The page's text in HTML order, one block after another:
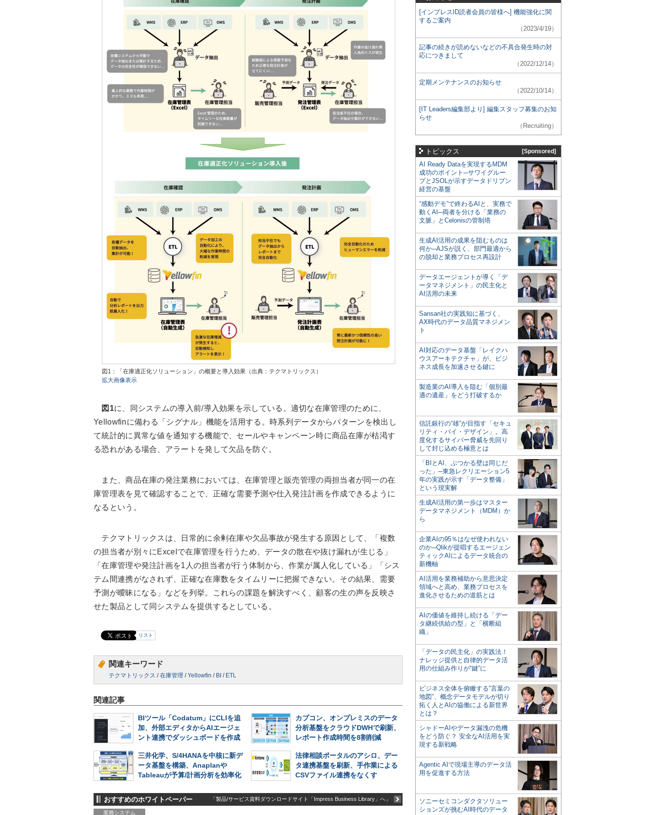
図1：「在庫適正化ソリューション」の概要と導入効果（出典：テクマトリックス）
拡大画像表示
図1に、同システムの導入前/導入効果を示している。適切な在庫管理のために、
Yellowfinに備わる「シグナル」機能を活用する。時系列データからパターンを検出し
て統計的に異常な値を通知する機能で、セールやキャンペーン時に商品在庫が枯渇す
る恐れがある場合、アラートを発して欠品を防ぐ。
また、商品在庫の発注業務においては、在庫管理と販売管理の両担当者が同一の在
庫管理表を見て確認することで、正確な需要予測や仕入発注計画を作成できるように
なるという。
テクマトリックスは、日常的に余剰在庫や欠品事故が発生する原因として、「複数
の担当者が別々にExcelで在庫管理を行うため、データの散在や抜け漏れが生じる」
「在庫管理や発注計画を1人の担当者が行う体制から、作業が属人化している」「シス
テム間連携がなされず、正確な在庫数をタイムリーに把握できない。その結果、需要
予測が曖昧になる」などを列挙。これらの課題を解決すべく、顧客の生の声を反映さ
せた製品として同システムを提供するとしている。
リスト
関連キーワード
テクマトリックス /在庫管理 /Yellowfin / BI / ETL
関連記事
BIツール「Codatum」にCLIを追
加、外部エディタからAIエージェ
ント連携でダッシュボードを作成
カプコン、オンプレミスのデータ
分析基盤をクラウドDWHで刷新、
レポート作成時間を8割削減
三井化学、S/4HANAを中核に新デ
ータ基盤を構築、Anaplanや
Tableauが予算/計画分析を効率化
法律相談ポータルのアシロ、デー
タ連携基盤を刷新、手作業による
CSVファイル連携をなくす
おすすめのホワイトペーパー 「製品/サービス資料ダウンロードサイト「Impress Business Library」へ」
業務システム
[インプレスID読者会員の皆様へ] 機能強化に関
するご案内
（2023/4/19）
記事の続きが読めないなどの不具合発生時の対
応につきまして
（2022/12/14）
定期メンテナンスのお知らせ
（2022/10/14）
[IT Leaders編集部より] 編集スタッフ募集のお知
らせ
（Recruiting）
トピックス [Sponsored]
AI Ready Dataを実現するMDM
成功のポイント─サワイグルー
プとJSOLが示すデータドリブン
経営の基盤
“感動デモ”で終わるAIと、実務で
動くAI─両者を分ける「業務の
文脈」とCelonisの管制塔
生成AI活用の成果を阻むものは
何か─AJSが説く、部門最適から
の脱却と業務プロセス再設計
データエージェントが導く「デ
ータマネジメント」の民主化と
AI活用の未来
Sansan社の実践知に基づく、
AX時代のデータ品質マネジメン
ト
AI対応のデータ基盤「レイクハ
ウスアーキテクチャ」が、ビジ
ネス成長を加速させる鍵に
製造業のAI導入を阻む「個別最
適の遺産」をどう打破するか
信託銀行の“雄”が目指す「セキュ
リティ・バイ・デザイン」。高
度化するサイバー脅威を先回り
して封じ込める極意とは
「BIとAI、ぶつかる壁は同じだ
った」─東急レクリエーション5
年の実践が示す「データ整備」
という現実解
生成AI活用の第一歩はマスター
データマネジメント（MDM）か
ら
企業AIの95％はなぜ使われない
のか─Qlikが提唱するエージェン
ティックAIによるデータ統合の
新機軸
AI活用を業務補助から意思決定
領域へと高め、業務プロセスを
進化させるための道筋とは
AIの価値を維持し続ける「デー
タ継続供給の型」と「横断組
織」
「データの民主化」の実践法！
ナレッジ提供と自律的データ活
用の仕組み作りが“鍵”に
ビジネス全体を俯瞰する“言葉の
地図”、概念データモデルが切り
拓く人とAIの協働による新世界
とは？
シャドーAIやデータ漏洩の危機
をどう防ぐ？ 安全なAI活用を実
現する新戦略
Agentic AIで現場主導のデータ活
用を促進する方法
ソニーセミコンダクタソリュー
ションズが挑むAI時代のデータ